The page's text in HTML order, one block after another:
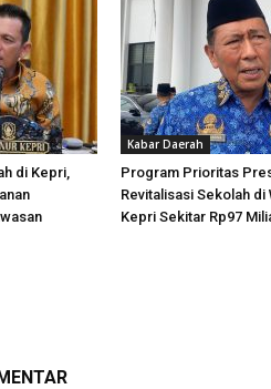
di Kepri,
Kabar Daerah
Program Prioritas
Revitalisasi Sekolah di
Kepri Sekitar Rp97